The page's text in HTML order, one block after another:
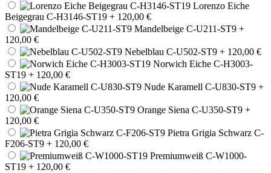
Lorenzo Eiche
Beigegrau C-H3146-ST19 + 120,00 €
Mandelbeige C-U211-ST9 +
120,00 €
Nebelblau C-U502-ST9 + 120,00 €
Norwich Eiche C-H3003-
ST19 + 120,00 €
Nude Karamell C-U830-ST9 +
120,00 €
Orange Siena C-U350-ST9 +
120,00 €
Pietra Grigia Schwarz C-
F206-ST9 + 120,00 €
Premiumweiß C-W1000-
ST19 + 120,00 €